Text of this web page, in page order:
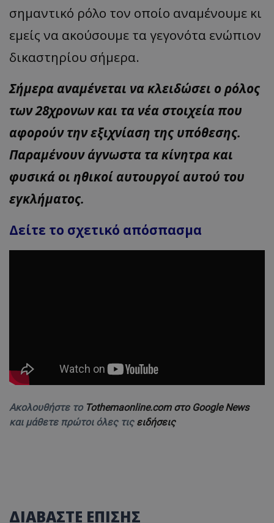
σημαντικό ρόλο τον οποίο αναμένουμε κι
εμείς να ακούσουμε τα γεγονότα ενώπιον
δικαστηρίου σήμερα.
Σήμερα αναμένεται να κλειδώσει ο ρόλος
των 28χρονων και τα νέα στοιχεία που
αφορούν την εξιχνίαση της υπόθεσης.
Παραμένουν άγνωστα τα κίνητρα και
φυσικά οι ηθικοί αυτουργοί αυτού του
εγκλήματος.
Δείτε το σχετικό απόσπασμα
Ακολουθήστε το Tothemaonline.com στο Google News
και μάθετε πρώτοι όλες τις ειδήσεις
ΔΙΑΒΑΣΤΕ ΕΠΙΣΗΣ